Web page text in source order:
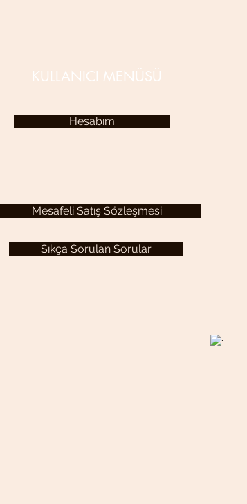
KULLANICI MENÜSÜ
Hesabım
Sıkça Sorulan Sorular
Mesafeli Satış Sözleşmesi